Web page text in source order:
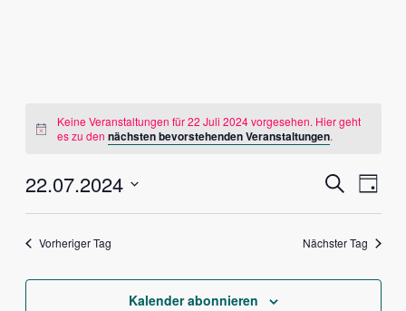
Keine Veranstaltungen für 22 Juli 2024 vorgesehen. Hier geht
es zu dennächsten bevorstehenden Veranstaltungen.
Suche
und
Ansichten,
Navigation
Suche
Tag
22.07.2024
Datum
wählen.
Vorheriger Tag Nächster Tag
Kalender abonnieren